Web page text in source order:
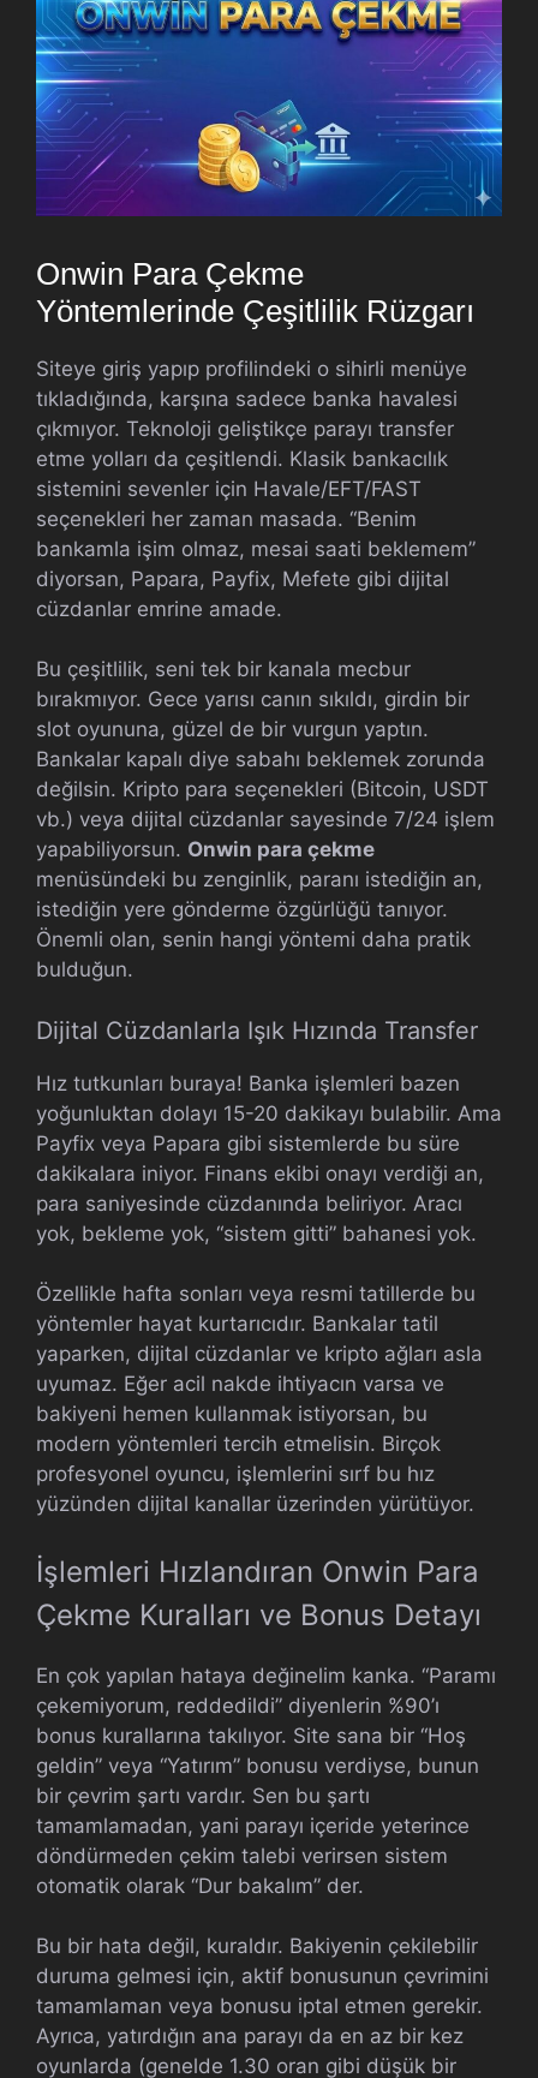
Onwin Para Çekme
Yöntemlerinde Çeşitlilik Rüzgarı
Siteye giriş yapıp profilindeki o sihirli menüye
tıkladığında, karşına sadece banka havalesi
çıkmıyor. Teknoloji geliştikçe parayı transfer
etme yolları da çeşitlendi. Klasik bankacılık
sistemini sevenler için Havale/EFT/FAST
seçenekleri her zaman masada. “Benim
bankamla işim olmaz, mesai saati beklemem”
diyorsan, Papara, Payfix, Mefete gibi dijital
cüzdanlar emrine amade.
Bu çeşitlilik, seni tek bir kanala mecbur
bırakmıyor. Gece yarısı canın sıkıldı, girdin bir
slot oyununa, güzel de bir vurgun yaptın.
Bankalar kapalı diye sabahı beklemek zorunda
değilsin. Kripto para seçenekleri (Bitcoin, USDT
vb.) veya dijital cüzdanlar sayesinde 7/24 işlem
yapabiliyorsun. Onwin para çekme
menüsündeki bu zenginlik, paranı istediğin an,
istediğin yere gönderme özgürlüğü tanıyor.
Önemli olan, senin hangi yöntemi daha pratik
bulduğun.
Dijital Cüzdanlarla Işık Hızında Transfer
Hız tutkunları buraya! Banka işlemleri bazen
yoğunluktan dolayı 15-20 dakikayı bulabilir. Ama
Payfix veya Papara gibi sistemlerde bu süre
dakikalara iniyor. Finans ekibi onayı verdiği an,
para saniyesinde cüzdanında beliriyor. Aracı
yok, bekleme yok, “sistem gitti” bahanesi yok.
Özellikle hafta sonları veya resmi tatillerde bu
yöntemler hayat kurtarıcıdır. Bankalar tatil
yaparken, dijital cüzdanlar ve kripto ağları asla
uyumaz. Eğer acil nakde ihtiyacın varsa ve
bakiyeni hemen kullanmak istiyorsan, bu
modern yöntemleri tercih etmelisin. Birçok
profesyonel oyuncu, işlemlerini sırf bu hız
yüzünden dijital kanallar üzerinden yürütüyor.
İşlemleri Hızlandıran Onwin Para
Çekme Kuralları ve Bonus Detayı
En çok yapılan hataya değinelim kanka. “Paramı
çekemiyorum, reddedildi” diyenlerin %90’ı
bonus kurallarına takılıyor. Site sana bir “Hoş
geldin” veya “Yatırım” bonusu verdiyse, bunun
bir çevrim şartı vardır. Sen bu şartı
tamamlamadan, yani parayı içeride yeterince
döndürmeden çekim talebi verirsen sistem
otomatik olarak “Dur bakalım” der.
Bu bir hata değil, kuraldır. Bakiyenin çekilebilir
duruma gelmesi için, aktif bonusunun çevrimini
tamamlaman veya bonusu iptal etmen gerekir.
Ayrıca, yatırdığın ana parayı da en az bir kez
oyunlarda (genelde 1.30 oran gibi düşük bir